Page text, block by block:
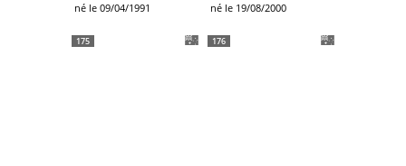
né le 09/04/1991 né le 19/08/2000
175 176